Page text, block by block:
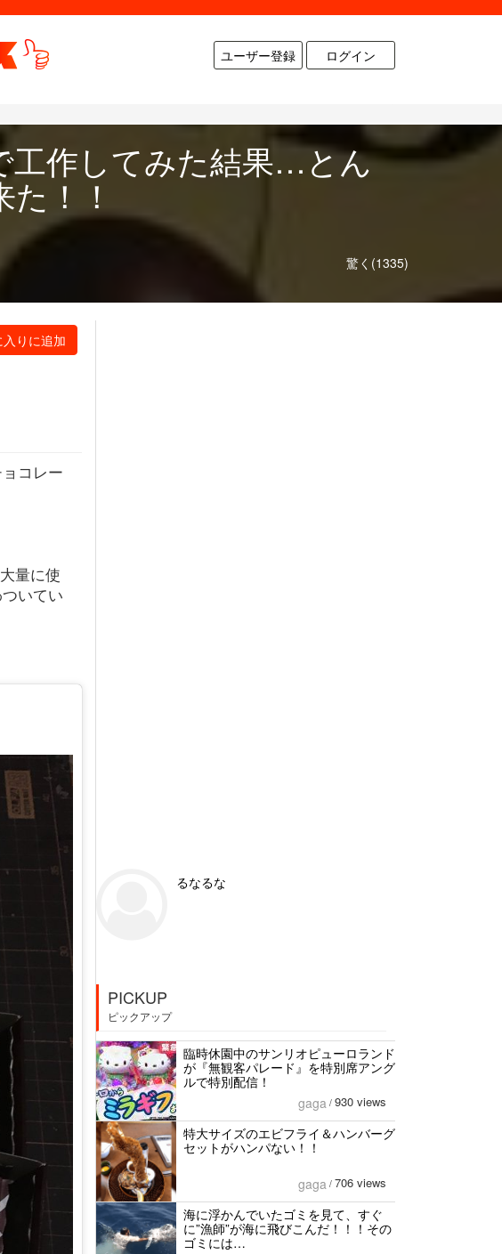
ユーザー登録 ログイン
工作してみた結果…とん
！！
驚く(1335)
入りに追加
コレー
量に使
いてい
るなるな
PICKUP
ピックアップ
臨時休園中のサンリオピューロランド
が『無観客パレード』を特別席アング
ルで特別配信！
gaga / 930 views
特大サイズのエビフライ＆ハンバーグ
セットがハンパない！！
gaga / 706 views
海に浮かんでいたゴミを見て、すぐ
に”漁師”が海に飛びこんだ！！！その
ゴミには…